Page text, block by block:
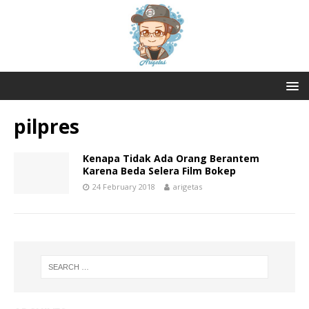
pilpres
Kenapa Tidak Ada Orang Berantem
Karena Beda Selera Film Bokep
24 February 2018 arigetas